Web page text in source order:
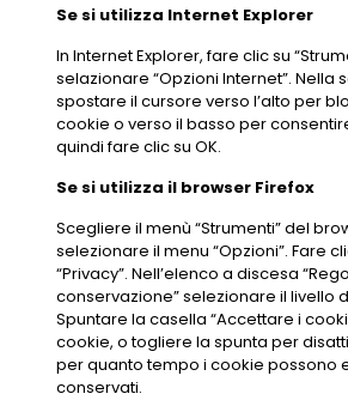
Se si utilizza Internet Explorer
In Internet Explorer, fare clic su
selazionare “Opzioni Internet”. Nella
spostare il cursore verso l’alto per
cookie o verso il basso per
quindi fare clic su OK.
Se si utilizza il browser Firefox
Scegliere il menù “Strumenti” del
selezionare il menu “Opzioni”. Fare
“Privacy”. Nell’elenco a discesa
conservazione” selezionare il livello
Spuntare la casella “Accettare i
cookie, o togliere la spunta per
per quanto tempo i cookie possono
conservati.